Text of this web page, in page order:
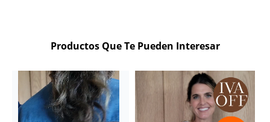
Productos Que Te Pueden Interesar